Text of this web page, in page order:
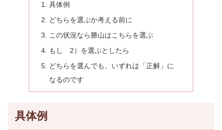
具体例
どちらを選ぶか考える前に
この状況なら勝山はこちらを選ぶ
もし 2）を選ぶとしたら
どちらを選んでも、いずれは「正解」に
なるのです
具体例